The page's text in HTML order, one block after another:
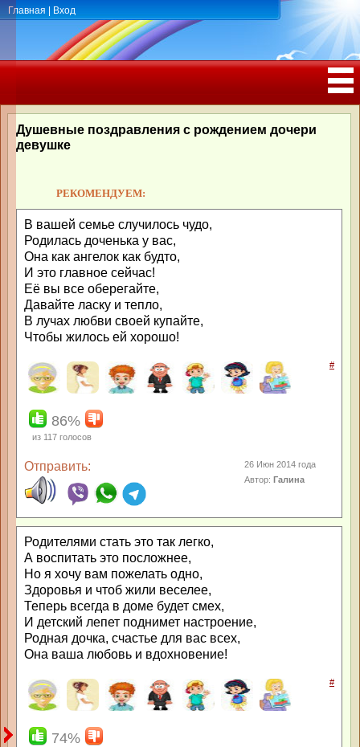
Главная Вход
РОЖДЕНИЯ, ЮБИЛЕЕМ
Душевные поздравления с рождением дочери
девушке
РЕКОМЕНДУЕМ:
В вашей семье случилось чудо,
Родилась доченька у вас,
Она как ангелок как будто,
И это главное сейчас!
Её вы все оберегайте,
Давайте ласку и тепло,
В лучах любви своей купайте,
Чтобы жилось ей хорошо!
#
86%
из 117 голосов
Отправить:
26 Июн 2014 года
Автор:Галина
Родителями стать это так легко,
А воспитать это посложнее,
Но я хочу вам пожелать одно,
Здоровья и чтоб жили веселее,
Теперь всегда в доме будет смех,
И детский лепет поднимет настроение,
Родная дочка, счастье для вас всех,
Она ваша любовь и вдохновение!
#
74%